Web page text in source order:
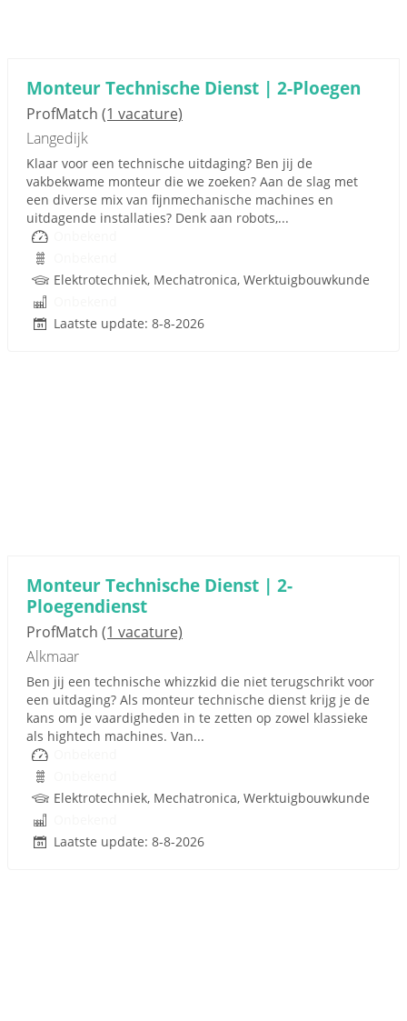
Monteur Technische Dienst | 2-Ploegen
ProfMatch (1 vacature)
Langedijk
Klaar voor een technische uitdaging? Ben jij de
vakbekwame monteur die we zoeken? Aan de slag met
een diverse mix van fijnmechanische machines en
uitdagende installaties? Denk aan robots,...
Elektrotechniek, Mechatronica, Werktuigbouwkunde
Laatste update: 8-8-2026
Monteur Technische Dienst | 2-
Ploegendienst
ProfMatch (1 vacature)
Alkmaar
Ben jij een technische whizzkid die niet terugschrikt voor
een uitdaging? Als monteur technische dienst krijg je de
kans om je vaardigheden in te zetten op zowel klassieke
als hightech machines. Van...
Elektrotechniek, Mechatronica, Werktuigbouwkunde
Laatste update: 8-8-2026